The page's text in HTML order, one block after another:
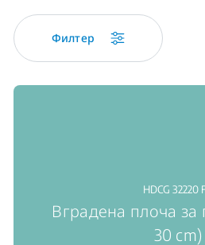
Филтер
HDCG 32220
Вградена плоча за
30 cm)